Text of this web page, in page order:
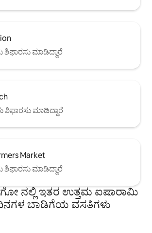
ಶಿಫಾರಸು ಮಾಡಿದ್ದಾರೆ
ಶಿಫಾರಸು ಮಾಡಿದ್ದಾರೆ
Market
ಶಿಫಾರಸು ಮಾಡಿದ್ದಾರೆ
ನಲ್ಲಿ ಇತರ ಉತ್ತಮ ಐಷಾರಾಮಿ
ಬಾಡಿಗೆಯ ವಸತಿಗಳು